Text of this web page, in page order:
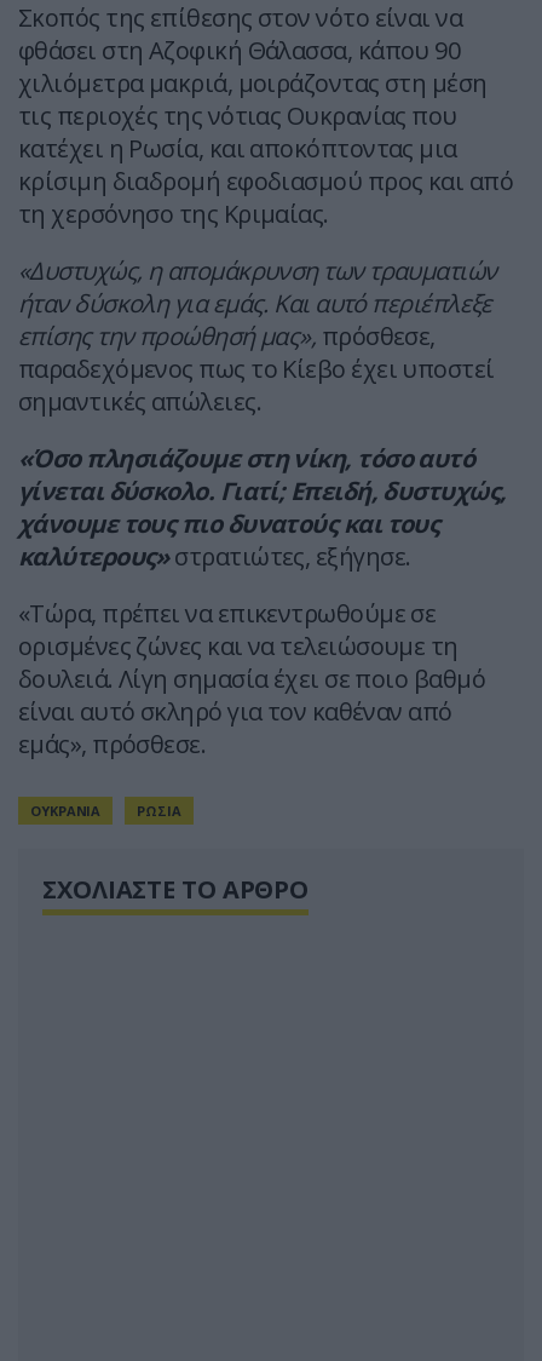
Σκοπός της επίθεσης στον νότο είναι να
φθάσει στη Αζοφική Θάλασσα, κάπου 90
χιλιόμετρα μακριά, μοιράζοντας στη μέση
τις περιοχές της νότιας Ουκρανίας που
κατέχει η Ρωσία, και αποκόπτοντας μια
κρίσιμη διαδρομή εφοδιασμού προς και από
τη χερσόνησο της Κριμαίας.
«Δυστυχώς, η απομάκρυνση των τραυματιών
ήταν δύσκολη για εμάς. Και αυτό περιέπλεξε
επίσης την προώθησή μας», πρόσθεσε,
παραδεχόμενος πως το Κίεβο έχει υποστεί
σημαντικές απώλειες.
«Όσο πλησιάζουμε στη νίκη, τόσο αυτό
γίνεται δύσκολο. Γιατί; Επειδή, δυστυχώς,
χάνουμε τους πιο δυνατούς και τους
καλύτερους»στρατιώτες, εξήγησε.
«Τώρα, πρέπει να επικεντρωθούμε σε
ορισμένες ζώνες και να τελειώσουμε τη
δουλειά. Λίγη σημασία έχει σε ποιο βαθμό
είναι αυτό σκληρό για τον καθέναν από
εμάς», πρόσθεσε.
ΟΥΚΡΑΝΙΑ ΡΩΣΙΑ
ΣΧΟΛΙΑΣΤΕ ΤΟ ΑΡΘΡΟ